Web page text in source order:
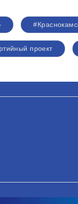
проект